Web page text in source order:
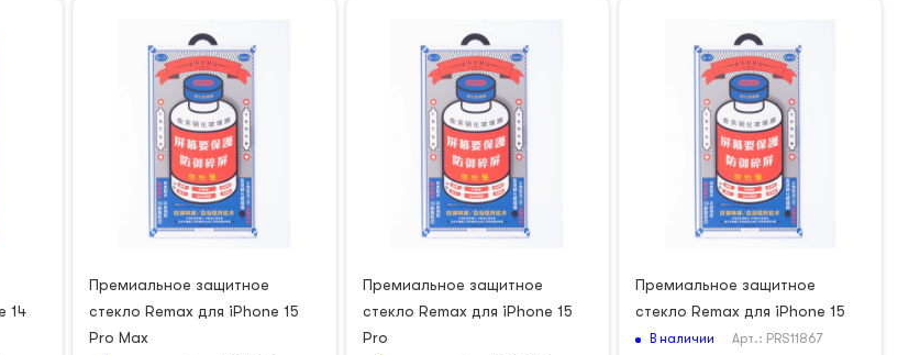
14
Премиальное защитное
стекло Remax для iPhone 15
Pro Max
Премиальное защитное
стекло Remax для iPhone 15
Pro
Премиальное защитное
стекло Remax для iPhone 15
В наличии Арт.: PRS11867